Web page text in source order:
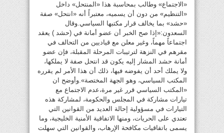
«الاجتماع» وطالب بمحاسبة هذا «المنتحل» داخل
«التنظيم» من دون أن يسميه، معتبراً أنه «انتحل» صفة
«حشد» بما يخالف قرار مكتبها السياسي.وقال
السعدون:«إذا صح الخبر أن عضو أمانة في (حشد ) يعقد
اجتماعاً مهماً، وغير معلن مع قياديين من التحالف في
مقرهم في النزهة لترتيبات المرحلة المقبلة، فإن عضو
أمانة حشد المشار إليه يكون قد انتحل صفة لا يملكها،
ولا يملك أحد أن يفوضه فيها، ذلك أن هذا الأمر لم يقرره
المكتب السياسي، وهو الجهة المختصة».وأوضح ان
«المكتب السياسي قرر غير مرة،عدم الاجتماع مع
تيارات مشاركة في المجلس والحكومة، لمشاركة هذه
التيارات في مسؤولية إحالة العديد من القوانين التي
تعتدي على الحريات، ومنها الاتفاقية الأمنية الخليجية، وما
يسمى باتفاقيات مكافحة الإرهاب، والقوانين التي سهلت